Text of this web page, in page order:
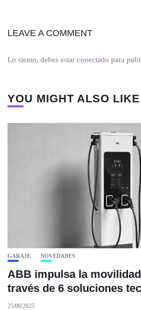
LEAVE A COMMENT
Lo siento, debes estar conectado para
YOU MIGHT ALSO LIKE
GARAJE NOVEDADES
ABB impulsa la
través de 6 soluciones
25/08/2025